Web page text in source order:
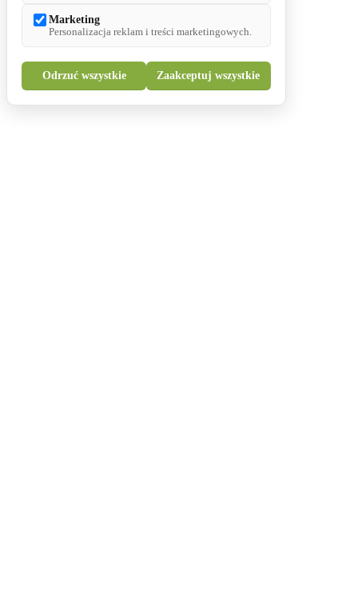
Marketing
Personalizacja reklam i treści marketingowych.
Odrzuć wszystkie Zaakceptuj wszystkie